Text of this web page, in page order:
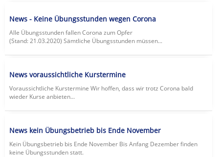
News - Keine Übungsstunden wegen Corona
Alle Übungsstunden fallen Corona zum Opfer
(Stand: 21.03.2020) Sämtliche Übungsstunden müssen...
News voraussichtliche Kurstermine
Voraussichtliche Kurstermine Wir hoffen, dass wir trotz Corona bald
wieder Kurse anbieten...
News kein Übungsbetrieb bis Ende November
Kein Übungsbetrieb bis Ende November Bis Anfang Dezember finden
keine Übungsstunden statt.